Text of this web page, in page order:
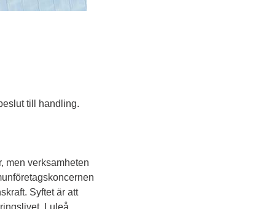
till handling.
men verksamheten
Syftet är att